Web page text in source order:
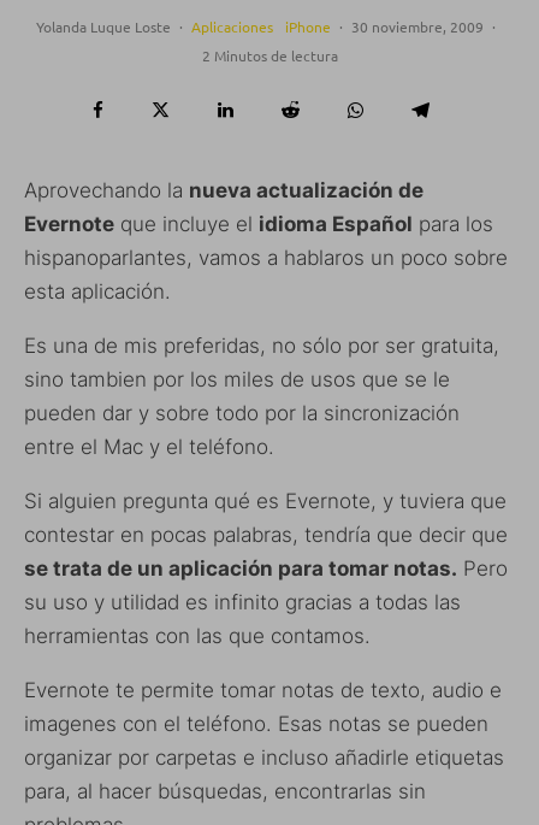
Yolanda Luque Loste · Aplicaciones iPhone · 30 noviembre, 2009 ·
2 Minutos de lectura
Aprovechando la nueva actualización de
Evernote que incluye el idioma Español para los
hispanoparlantes, vamos a hablaros un poco sobre
esta aplicación.
Es una de mis preferidas, no sólo por ser gratuita,
sino tambien por los miles de usos que se le
pueden dar y sobre todo por la sincronización
entre el Mac y el teléfono.
Si alguien pregunta qué es Evernote, y tuviera que
contestar en pocas palabras, tendría que decir que
se trata de un aplicación para tomar notas. Pero
su uso y utilidad es infinito gracias a todas las
herramientas con las que contamos.
Evernote te permite tomar notas de texto, audio e
imagenes con el teléfono. Esas notas se pueden
organizar por carpetas e incluso añadirle etiquetas
para, al hacer búsquedas, encontrarlas sin